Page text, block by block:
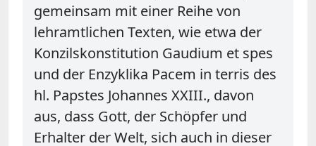
gemeinsam mit einer Reihe von
lehramtlichen Texten, wie etwa der
Konzilskonstitution Gaudium et spes
und der Enzyklika Pacem in terris des
hl. Papstes Johannes XXIII., davon
aus, dass Gott, der Schöpfer und
Erhalter der Welt, sich auch in dieser